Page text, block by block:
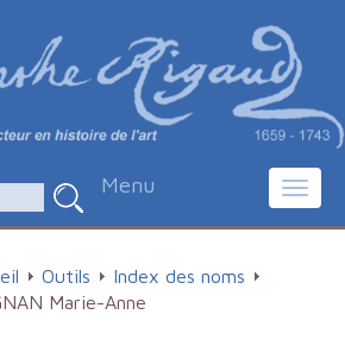
Menu
Outils
Index des noms
Marie-Anne